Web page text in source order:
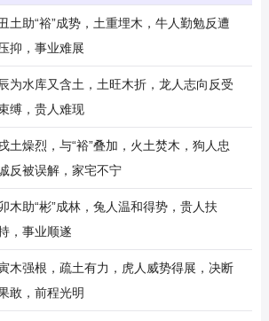
土助“裕”成势，土重埋木，牛人勤勉反遭
抑，事业难展
为水库又含土，土旺木折，龙人志向反受
缚，贵人难现
土燥烈，与“裕”叠加，火土焚木，狗人忠
反被误解，家宅不宁
木助“彬”成林，兔人温和得势，贵人扶
，事业顺遂
木强根，疏土有力，虎人威势得展，决断
敢，前程光明